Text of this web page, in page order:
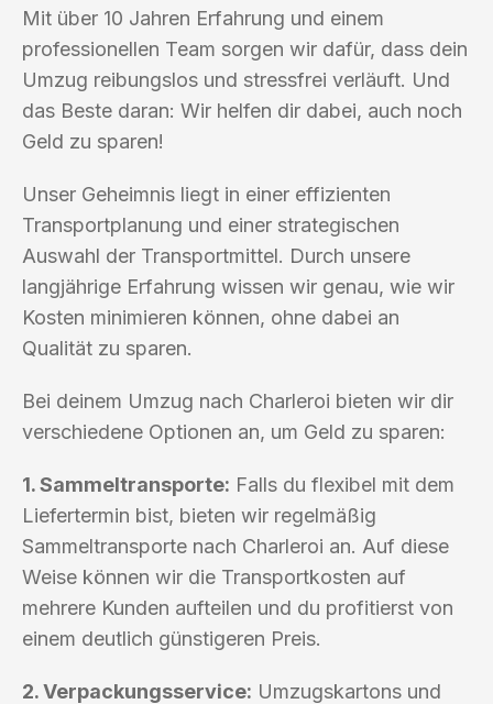
Mit über 10 Jahren Erfahrung und einem
professionellen Team sorgen wir dafür, dass dein
Umzug reibungslos und stressfrei verläuft. Und
das Beste daran: Wir helfen dir dabei, auch noch
Geld zu sparen!
Unser Geheimnis liegt in einer effizienten
Transportplanung und einer strategischen
Auswahl der Transportmittel. Durch unsere
langjährige Erfahrung wissen wir genau, wie wir
Kosten minimieren können, ohne dabei an
Qualität zu sparen.
Bei deinem Umzug nach Charleroi bieten wir dir
verschiedene Optionen an, um Geld zu sparen:
1. Sammeltransporte: Falls du flexibel mit dem
Liefertermin bist, bieten wir regelmäßig
Sammeltransporte nach Charleroi an. Auf diese
Weise können wir die Transportkosten auf
mehrere Kunden aufteilen und du profitierst von
einem deutlich günstigeren Preis.
2. Verpackungsservice: Umzugskartons und